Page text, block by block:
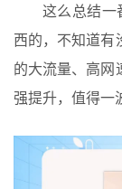
这么总结一
西的，不知道有
的大流量、高网
强提升，值得一